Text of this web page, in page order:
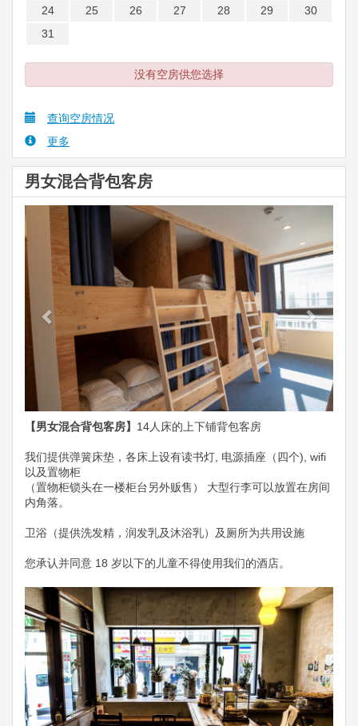
24
25 26 27 28 29
30
31
没有空房供您选择
查询空房情况
更多
男女混合背包客房
Previous
【男女混合背包客房】 14人床的上下铺背包客房
我们提供弹簧床垫​​，各床上设有读书灯, 电源插座（四个), wifi
以及置物柜
（置物柜锁头在一楼柜台另外贩售） 大型行李可以放置在房间
内角落。
卫浴（提供洗发精，润发乳及沐浴乳）及厕所为共用设施
您承认并同意 18 岁以下的儿童不得使用我们的酒店。